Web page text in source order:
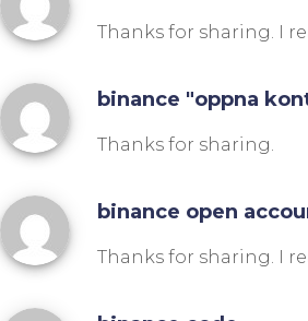
Thanks for sharing. I
binance "oppna
Thanks for sharing.
binance open
Thanks for sharing. I